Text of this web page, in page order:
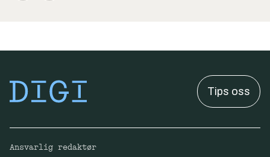
Tips oss
Ansvarlig redaktør